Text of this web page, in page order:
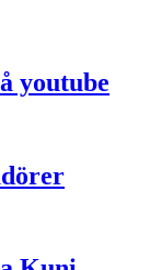
youtube